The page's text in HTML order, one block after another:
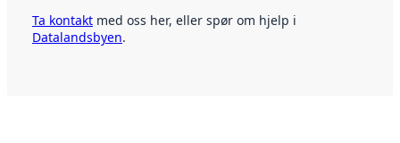
Ta kontakt med oss her, eller spør om hjelp i
Datalandsbyen.